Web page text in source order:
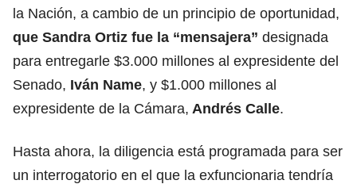
la Nación, a cambio de un principio de oportunidad,
que Sandra Ortiz fue la “mensajera” designada
para entregarle $3.000 millones al expresidente del
Senado, Iván Name, y $1.000 millones al
expresidente de la Cámara, Andrés Calle.
Hasta ahora, la diligencia está programada para ser
un interrogatorio en el que la exfuncionaria tendría